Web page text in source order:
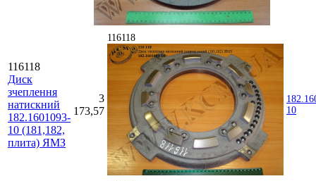
116118
Диск
зчеплення
натискний
182.1601093-
10 (181,182,
плита) ЯМЗ
3
173,57
116118
10